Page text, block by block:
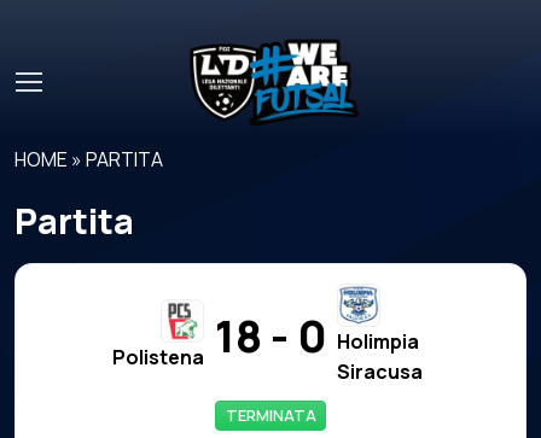
HOME »PARTITA
Partita
Polistena 18 - 0 Holimpia
Siracusa
TERMINATA